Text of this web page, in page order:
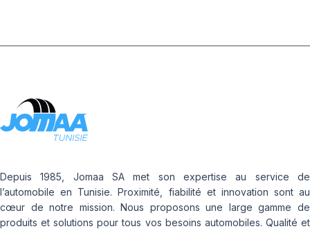
Depuis 1985, Jomaa SA met son expertise au service de
l’automobile en Tunisie. Proximité, fiabilité et innovation sont au
cœur de notre mission. Nous proposons une large gamme de
produits et solutions pour tous vos besoins automobiles. Qualité et